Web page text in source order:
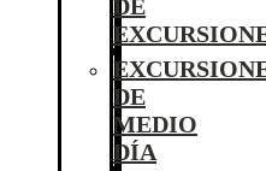
DE
DE
MEDIO
DÍA